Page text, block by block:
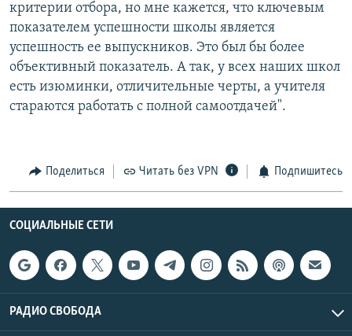
критерии отбора, но мне кажется, что ключевым
показателем успешности школы является
успешность ее выпускников. Это был бы более
объективный показатель. А так, у всех наших школ
есть изюминки, отличительные черты, а учителя
стараются работать с полной самоотдачей".
Поделиться Читать без VPN Подпишитесь
СОЦИАЛЬНЫЕ СЕТИ
РАДИО СВОБОДА